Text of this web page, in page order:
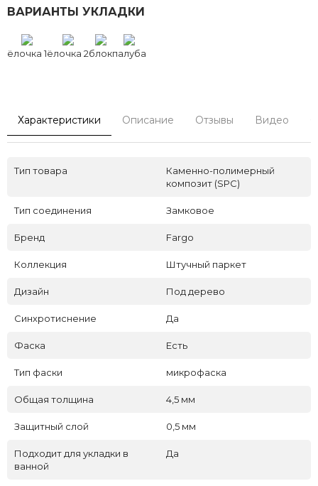
ВАРИАНТЫ УКЛАДКИ
ёлочка 1ёлочка 2блокпалуба
Характеристики Описание Отзывы Видео
Тип товара
Каменно-полимерный
композит (SPC)
Тип соединения Замковое
Бренд Fargo
Коллекция Штучный паркет
Дизайн Под дерево
Синхротиснение Да
Фаска Есть
Тип фаски микрофаска
Общая толщина 4,5 мм
Защитный слой 0,5 мм
Подходит для укладки в
ванной
Да